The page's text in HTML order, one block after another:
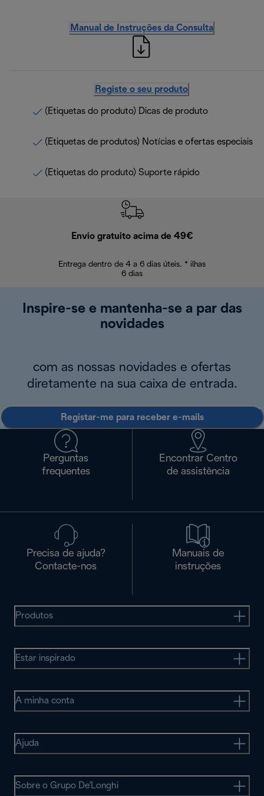
Manual de Instruções da Consulta
Registe o seu produto
(Etiquetas do produto) Dicas de produto
(Etiquetas de produtos) Notícias e ofertas especiais
(Etiquetas do produto) Suporte rápido
Envio gratuito acima de 49€
Entrega dentro de 4 a 6 dias úteis. * ilhas
6 dias
Inspire-se e mantenha-se a par das
novidades
com as nossas novidades e ofertas
diretamente na sua caixa de entrada.
Registar-me para receber e-mails
Perguntas
frequentes
Encontrar Centro
de assistência
Precisa de ajuda?
Contacte-nos
Manuais de
instruções
Produtos
Estar inspirado
A minha conta
Ajuda
Sobre o Grupo De'Longhi